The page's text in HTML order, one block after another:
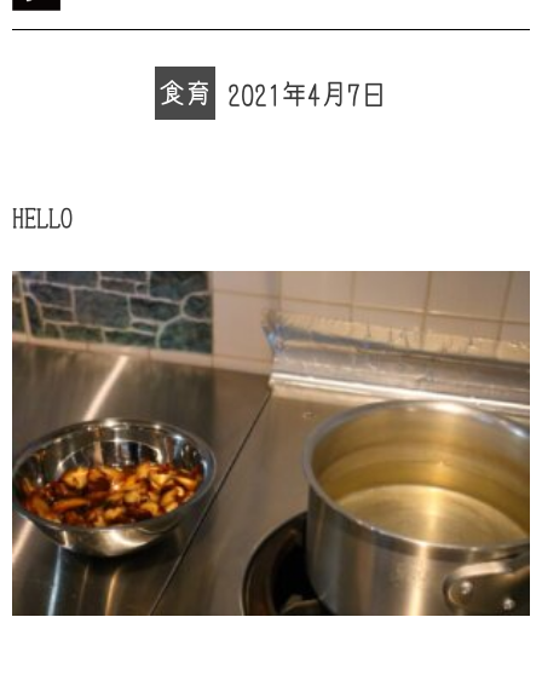
食育 2021年4月7日
HELLO